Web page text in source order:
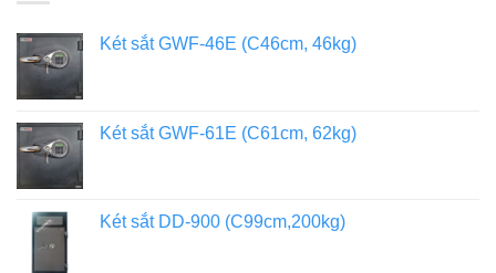
Két sắt GWF-46E (C46cm, 46kg)
Két sắt GWF-61E (C61cm, 62kg)
Két sắt DD-900 (C99cm,200kg)